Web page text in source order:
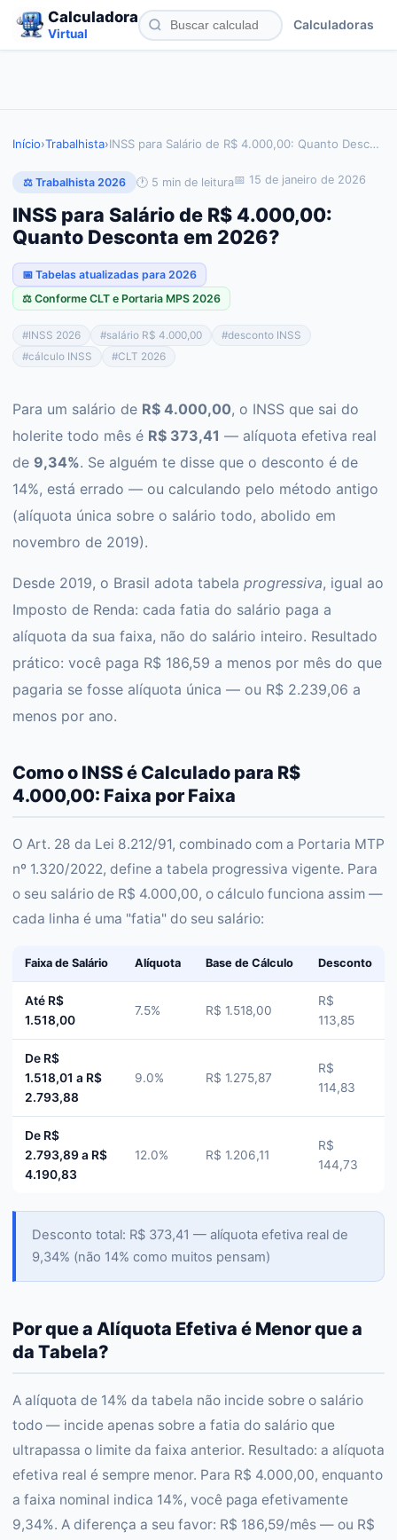
Calculadora
Virtual
Calculadoras
Início›Trabalhista›INSS para Salário de R$ 4.000,00: Quanto Desc…
⚖️ Trabalhista 2026 🕐 5 min de leitura📅 15 de janeiro de 2026
INSS para Salário de R$ 4.000,00:
Quanto Desconta em 2026?
📅 Tabelas atualizadas para 2026
⚖️ Conforme CLT e Portaria MPS 2026
#INSS 2026 #salário R$ 4.000,00 #desconto INSS
#cálculo INSS #CLT 2026
Para um salário de R$ 4.000,00, o INSS que sai do
holerite todo mês é R$ 373,41 — alíquota efetiva real
de 9,34%. Se alguém te disse que o desconto é de
14%, está errado — ou calculando pelo método antigo
(alíquota única sobre o salário todo, abolido em
novembro de 2019).
Desde 2019, o Brasil adota tabela progressiva, igual ao
Imposto de Renda: cada fatia do salário paga a
alíquota da sua faixa, não do salário inteiro. Resultado
prático: você paga R$ 186,59 a menos por mês do que
pagaria se fosse alíquota única — ou R$ 2.239,06 a
menos por ano.
Como o INSS é Calculado para R$
4.000,00: Faixa por Faixa
O Art. 28 da Lei 8.212/91, combinado com a Portaria MTP
nº 1.320/2022, define a tabela progressiva vigente. Para
o seu salário de R$ 4.000,00, o cálculo funciona assim —
cada linha é uma "fatia" do seu salário:
Faixa de Salário Alíquota Base de Cálculo Desconto
Até R$
1.518,00
7.5% R$ 1.518,00
R$
113,85
De R$
1.518,01 a R$
2.793,88
9.0% R$ 1.275,87
R$
114,83
De R$
2.793,89 a R$
4.190,83
12.0% R$ 1.206,11
R$
144,73
Desconto total: R$ 373,41 — alíquota efetiva real de
9,34% (não 14% como muitos pensam)
Por que a Alíquota Efetiva é Menor que a
da Tabela?
A alíquota de 14% da tabela não incide sobre o salário
todo — incide apenas sobre a fatia do salário que
ultrapassa o limite da faixa anterior. Resultado: a alíquota
efetiva real é sempre menor. Para R$ 4.000,00, enquanto
a faixa nominal indica 14%, você paga efetivamente
9,34%. A diferença a seu favor: R$ 186,59/mês — ou R$